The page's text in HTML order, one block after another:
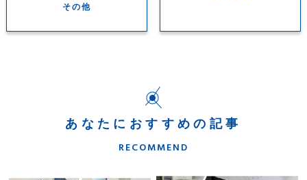
その他
あなたにおすすめの記事
RECOMMEND